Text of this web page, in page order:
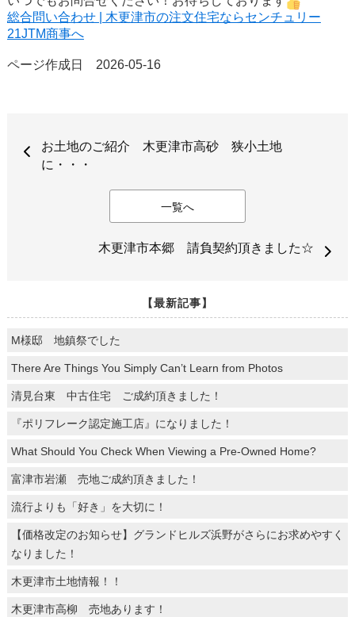
総合問い合わせ | 木更津市の注文住宅ならセンチュリー
21JTM商事へ
ページ作成日 2026-05-16
お土地のご紹介 木更津市高砂 狭小土地
に・・・
一覧へ
木更津市本郷 請負契約頂きました☆
【最新記事】
M様邸 地鎮祭でした
There Are Things You Simply Can’t Learn from Photos
清見台東 中古住宅 ご成約頂きました！
『ポリフレーク認定施工店』になりました！
What Should You Check When Viewing a Pre-Owned Home?
富津市岩瀬 売地ご成約頂きました！
流行よりも「好き」を大切に！
【価格改定のお知らせ】グランドヒルズ浜野がさらにお求めやすく
なりました！
木更津市土地情報！！
木更津市高柳 売地あります！